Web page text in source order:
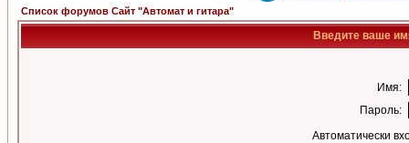
Список форумов Сайт "Автомат и гитара"
Введите ваше
Имя:
Пароль:
Автоматически